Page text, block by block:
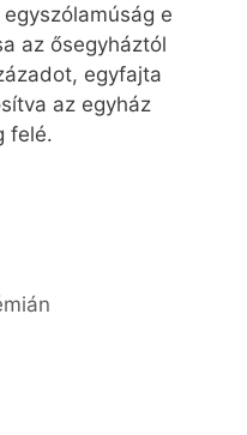
e
az ősegyháztól
egyfajta
az egyház
felé.